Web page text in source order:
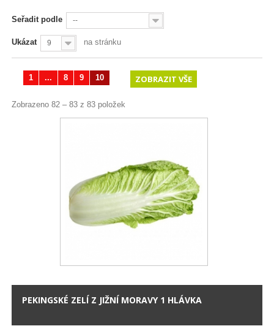
Seřadit podle --
Ukázat 9 na stránku
ZOBRAZIT VŠE
1 ... 8 9 10
Zobrazeno 82 – 83 z 83 položek
PEKINGSKÉ ZELÍ Z JIŽNÍ MORAVY 1 HLÁVKA